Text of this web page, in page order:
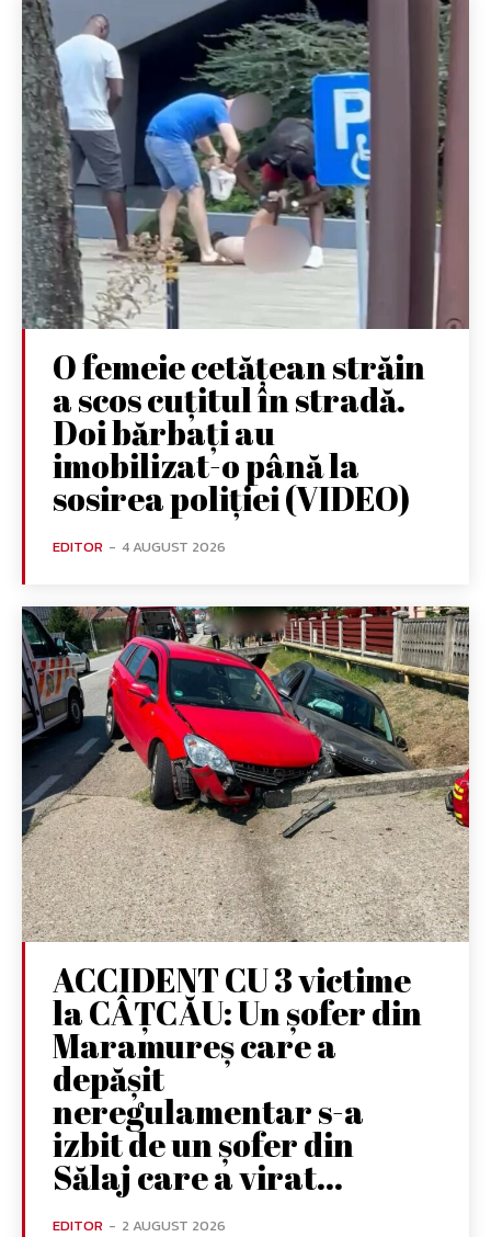
O femeie cetățean străin
a scos cuțitul în stradă.
Doi bărbați au
imobilizat-o până la
sosirea poliției (VIDEO)
EDITOR - 4 AUGUST 2026
ACCIDENT CU 3 victime
la CÂȚCĂU: Un șofer din
Maramureș care a
depășit
neregulamentar s-a
izbit de un șofer din
Sălaj care a virat...
EDITOR - 2 AUGUST 2026